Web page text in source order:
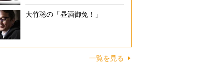
大竹聡の「昼酒御免！」
一覧を見る